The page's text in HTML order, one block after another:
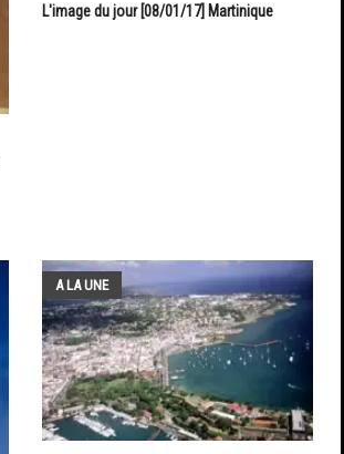
L'image du jour [08/01/17] Martinique
A LA UNE